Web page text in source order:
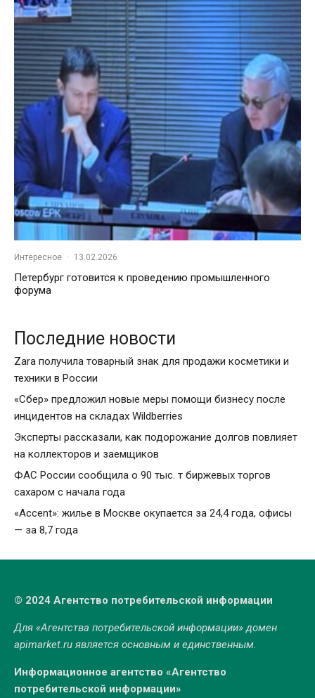
Интересное · 13.02.2026
Петербург готовится к проведению промышленного
форума
Последние новости
Zara получила товарный знак для продажи косметики и
техники в России
«Сбер» предложил новые меры помощи бизнесу после
инцидентов на складах Wildberries
Эксперты рассказали, как подорожание долгов повлияет
на коллекторов и заемщиков
ФАС России сообщила о 90 тыс. т биржевых торгов
сахаром с начала года
«Accent»: жилье в Москве окупается за 24,4 года, офисы
— за 8,7 года
© 2024 Агентство потребительской информации
Для «Агентства потребительской информации» домен
apimarket.ruявляется основным и единственным.
Информационное агентство «Агентство
потребительской информации»